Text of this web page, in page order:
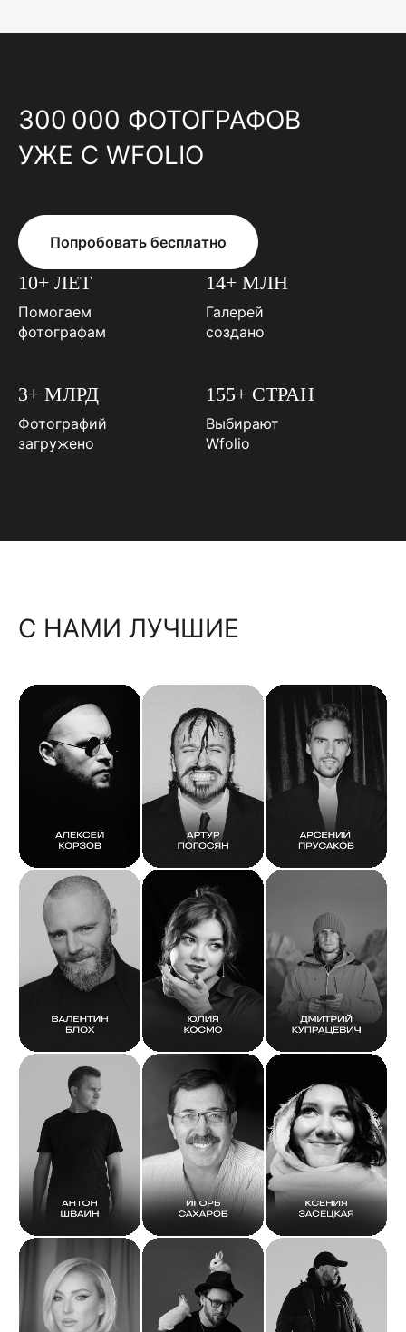
300 000 ФОТОГРАФОВ
УЖЕ С WFOLIO
Попробовать бесплатно
10+ ЛЕТ
Помогаем
фотографам
14+ МЛН
Галерей
создано
3+ МЛРД
Фотографий
загружено
155+ СТРАН
Выбирают
Wfolio
С НАМИ ЛУЧШИЕ